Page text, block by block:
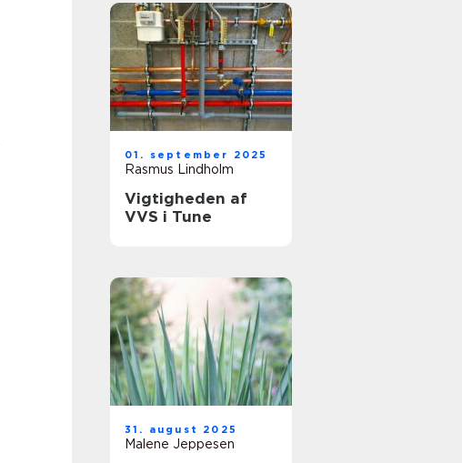
01. september 2025
Rasmus Lindholm
Vigtigheden af
VVS i Tune
31. august 2025
Malene Jeppesen